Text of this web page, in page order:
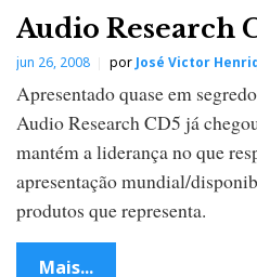
Audio Research
jun 26, 2008 por José Victor
Apresentado quase em
Audio Research CD5 já
mantém a liderança no que
apresentação mundial/
produtos que representa.
Mais...